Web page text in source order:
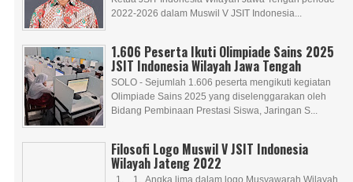
2022-2026 dalam Muswil V JSIT Indonesia...
1.606 Peserta Ikuti Olimpiade Sains 2025
JSIT Indonesia Wilayah Jawa Tengah
SOLO - Sejumlah 1.606 peserta mengikuti kegiatan
Olimpiade Sains 2025 yang diselenggarakan oleh
Bidang Pembinaan Prestasi Siswa, Jaringan S...
Filosofi Logo Muswil V JSIT Indonesia
Wilayah Jateng 2022
1. 1. Angka lima dalam logo Musyawarah Wilayah